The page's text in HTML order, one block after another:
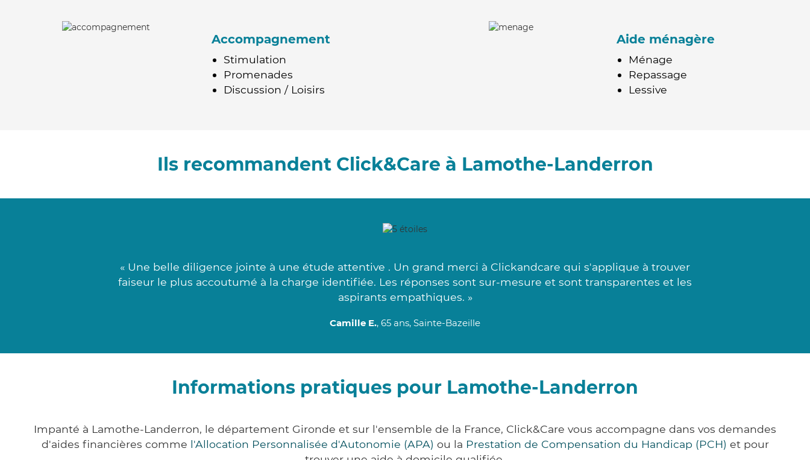
Accompagnement
Stimulation
Promenades
Discussion / Loisirs
Aide ménagère
Ménage
Repassage
Lessive
Ils recommandent Click&Care à Lamothe-Landerron
« Une belle diligence jointe à une étude attentive . Un grand merci à Clickandcare qui s'applique à trouver
faiseur le plus accoutumé à la charge identifiée. Les réponses sont sur-mesure et sont transparentes et les
aspirants empathiques. »
Camille E., 65 ans, Sainte-Bazeille
Informations pratiques pour Lamothe-Landerron
Impanté à Lamothe-Landerron, le département Gironde et sur l'ensemble de la France, Click&Care vous accompagne dans vos demandes
d'aides financières comme l'Allocation Personnalisée d'Autonomie (APA) ou la Prestation de Compensation du Handicap (PCH) et pour